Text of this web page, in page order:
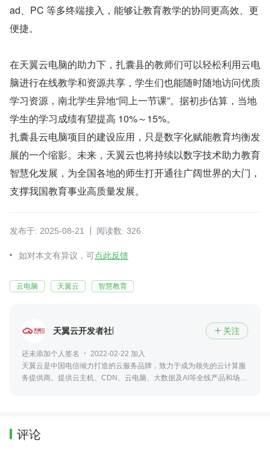
ad、PC 等多终端接入，能够让教育教学的协同更高效、更
便捷。
在天翼云电脑的助力下，扎囊县的教师们可以轻松利用云电
脑进行在线教学和资源共享，学生们也能随时随地访问优质
学习资源，南北学生异地“同上一节课”。据初步估算，当地
学生的学习成绩有望提高 10%～15%。
扎囊县云电脑项目的建设应用，只是数字化赋能教育均衡发
展的一个缩影。未来，天翼云也将持续以数字技术助力教育
智慧化发展，为全国各地的师生打开通往广阔世界的大门，
支撑我国教育事业高质量发展。
发布于: 2025-08-21 阅读数: 326
如对本文有异议，可点此反馈
云电脑 天翼云 智慧教育
天翼云开发者社区  关注
还未添加个人签名
2022-02-22 加入
天翼云是中国电信倾力打造的云服务品牌，致力于成为领先的云计算服
务提供商。提供云主机、CDN、云电脑、大数据及AI等全线产品和场景
评论